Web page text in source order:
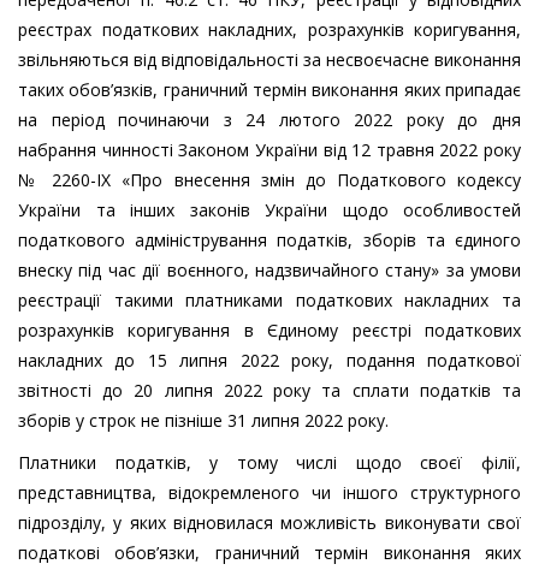
реєстрах податкових накладних, розрахунків коригування,
звільняються від відповідальності за несвоєчасне виконання
таких обов’язків, граничний термін виконання яких припадає
на період починаючи з 24 лютого 2022 року до дня
набрання чинності Законом України від 12 травня 2022 року
№ 2260-IX «Про внесення змін до Податкового кодексу
України та інших законів України щодо особливостей
податкового адміністрування податків, зборів та єдиного
внеску під час дії воєнного, надзвичайного стану» за умови
реєстрації такими платниками податкових накладних та
розрахунків коригування в Єдиному реєстрі податкових
накладних до 15 липня 2022 року, подання податкової
звітності до 20 липня 2022 року та сплати податків та
зборів у строк не пізніше 31 липня 2022 року.
Платники податків, у тому числі щодо своєї філії,
представництва, відокремленого чи іншого структурного
підрозділу, у яких відновилася можливість виконувати свої
податкові обов’язки, граничний термін виконання яких